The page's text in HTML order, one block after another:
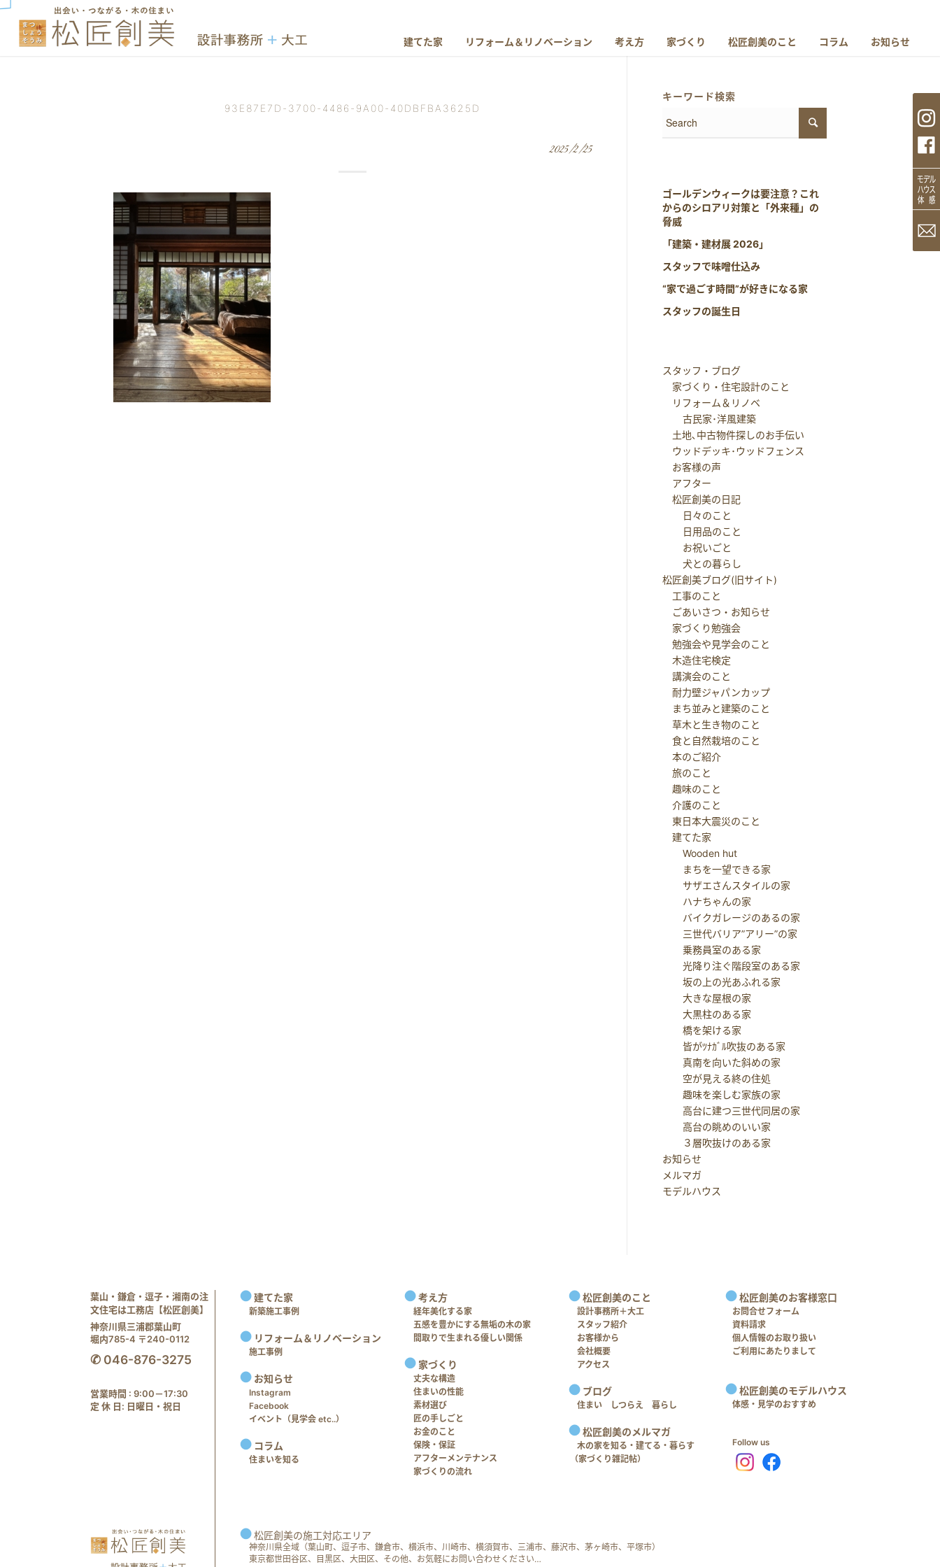
建てた家 リフォーム＆リノベーション 考え方 家づくり 松匠創美のこと コラム お知らせ
93E87E7D-3700-4486-9A00-40DBFBA3625D
2025/2/25
キーワード検索
ゴールデンウィークは要注意？これ
からのシロアリ対策と「外来種」の
脅威
「建築・建材展 2026」
スタッフで味噌仕込み
“家で過ごす時間”が好きになる家
スタッフの誕生日
スタッフ・ブログ
家づくり・住宅設計のこと
リフォーム＆リノベ
古民家･洋風建築
土地､中古物件探しのお手伝い
ウッドデッキ･ウッドフェンス
お客様の声
アフター
松匠創美の日記
日々のこと
日用品のこと
お祝いごと
犬との暮らし
松匠創美ブログ(旧サイト)
工事のこと
ごあいさつ・お知らせ
家づくり勉強会
勉強会や見学会のこと
木造住宅検定
講演会のこと
耐力壁ジャパンカップ
まち並みと建築のこと
草木と生き物のこと
食と自然栽培のこと
本のご紹介
旅のこと
趣味のこと
介護のこと
東日本大震災のこと
建てた家
Wooden hut
まちを一望できる家
サザエさんスタイルの家
ハナちゃんの家
バイクガレージのあるの家
三世代バリア”アリー”の家
乗務員室のある家
光降り注ぐ階段室のある家
坂の上の光あふれる家
大きな屋根の家
大黒柱のある家
橋を架ける家
皆がﾂﾅｶﾞﾙ吹抜のある家
真南を向いた斜めの家
空が見える終の住処
趣味を楽しむ家族の家
高台に建つ三世代同居の家
高台の眺めのいい家
３層吹抜けのある家
お知らせ
メルマガ
モデルハウス
葉山・鎌倉・逗子・湘南の注
文住宅は工務店【松匠創美】
神奈川県三浦郡葉山町
堀内785-4 〒240-0112
✆ 046-876-3275
営業時間 : 9:00－17:30
定 休 日: 日曜日・祝日
建てた家
新築施工事例
リフォーム＆リノベーション
施工事例
お知らせ
Instagram
Facebook
イベント（見学会 etc..）
コラム
住まいを知る
考え方
経年美化する家
五感を豊かにする無垢の木の家
間取りで生まれる優しい関係
家づくり
丈夫な構造
住まいの性能
素材選び
匠の手しごと
お金のこと
保険・保証
アフターメンテナンス
家づくりの流れ
松匠創美のこと
設計事務所＋大工
スタッフ紹介
お客様から
会社概要
アクセス
ブログ
住まい しつらえ 暮らし
松匠創美のメルマガ
木の家を知る・建てる・暮らす
（家づくり雑記帖）
松匠創美のお客様窓口
お問合せフォーム
資料請求
個人情報のお取り扱い
ご利用にあたりまして
松匠創美のモデルハウス
体感・見学のおすすめ
Follow us
松匠創美の施工対応エリア
神奈川県全域（葉山町、逗子市、鎌倉市、横浜市、川崎市、横須賀市、三浦市、藤沢市、茅ヶ崎市、平塚市）
東京都世田谷区、目黒区、大田区、その他、お気軽にお問い合わせください…